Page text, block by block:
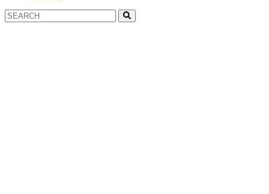
Search
for: